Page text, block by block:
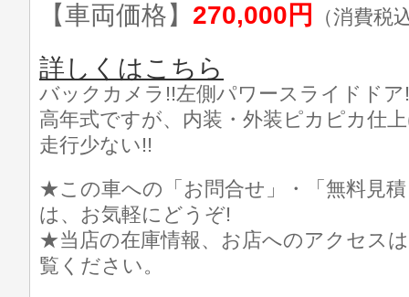
【車両価格】 270,000円 （消費税
詳しくはこちら
バックカメラ!!左側パワースライドドア
高年式ですが、内装・外装ピカピカ仕
走行少ない!!
★この車への「お問合せ」・「無料見
は、お気軽にどうぞ!
★当店の在庫情報、お店へのアクセス
覧ください。